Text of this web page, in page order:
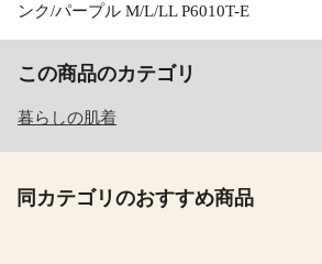
ンク/パープル M/L/LL P6010T-E
この商品のカテゴリ
暮らしの肌着
同カテゴリのおすすめ商品